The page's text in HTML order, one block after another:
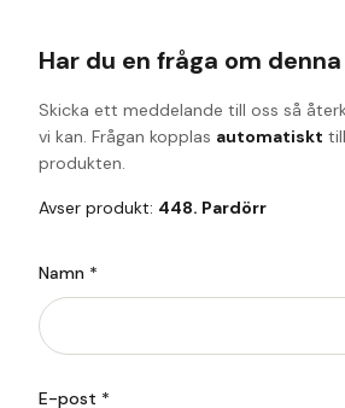
Har du en fråga om
Skicka ett meddelande till oss så
vi kan. Frågan kopplas automatiskt
produkten.
Avser produkt: 448. Pardörr
Namn *
E-post *